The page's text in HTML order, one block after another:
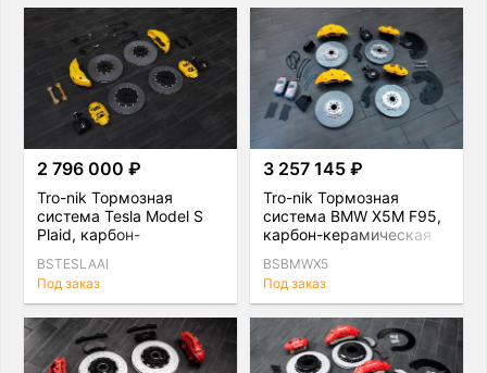
2 796 000 ₽
Tro-nik Тормозная
система Tesla Model S
Plaid, карбон-
алюминиевыми
центрами
BSTESLAAl
Под заказ
3 257 145 ₽
Tro-nik Тормозная
система BMW X5M F95,
карбон-керамическая
BSBMWX5
Под заказ